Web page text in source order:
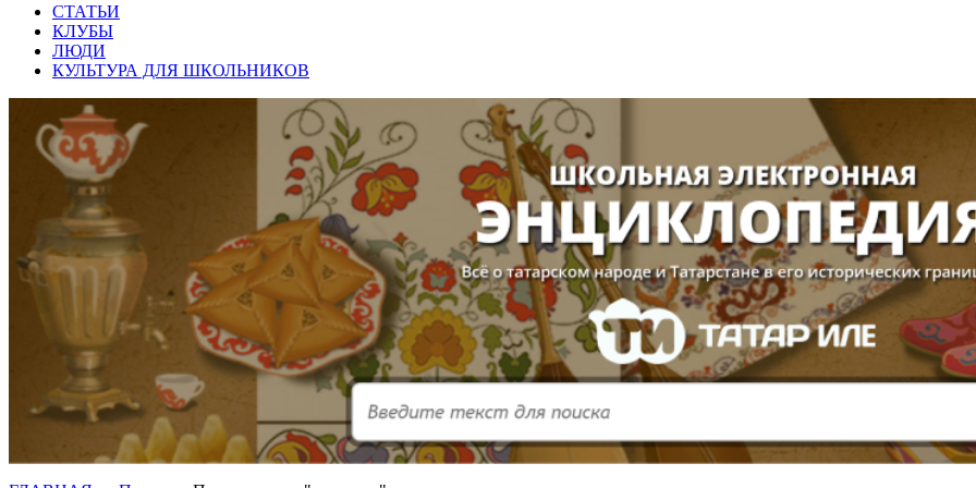
СТАТЬИ
КЛУБЫ
ЛЮДИ
КУЛЬТУРА ДЛЯ ШКОЛЬНИКОВ